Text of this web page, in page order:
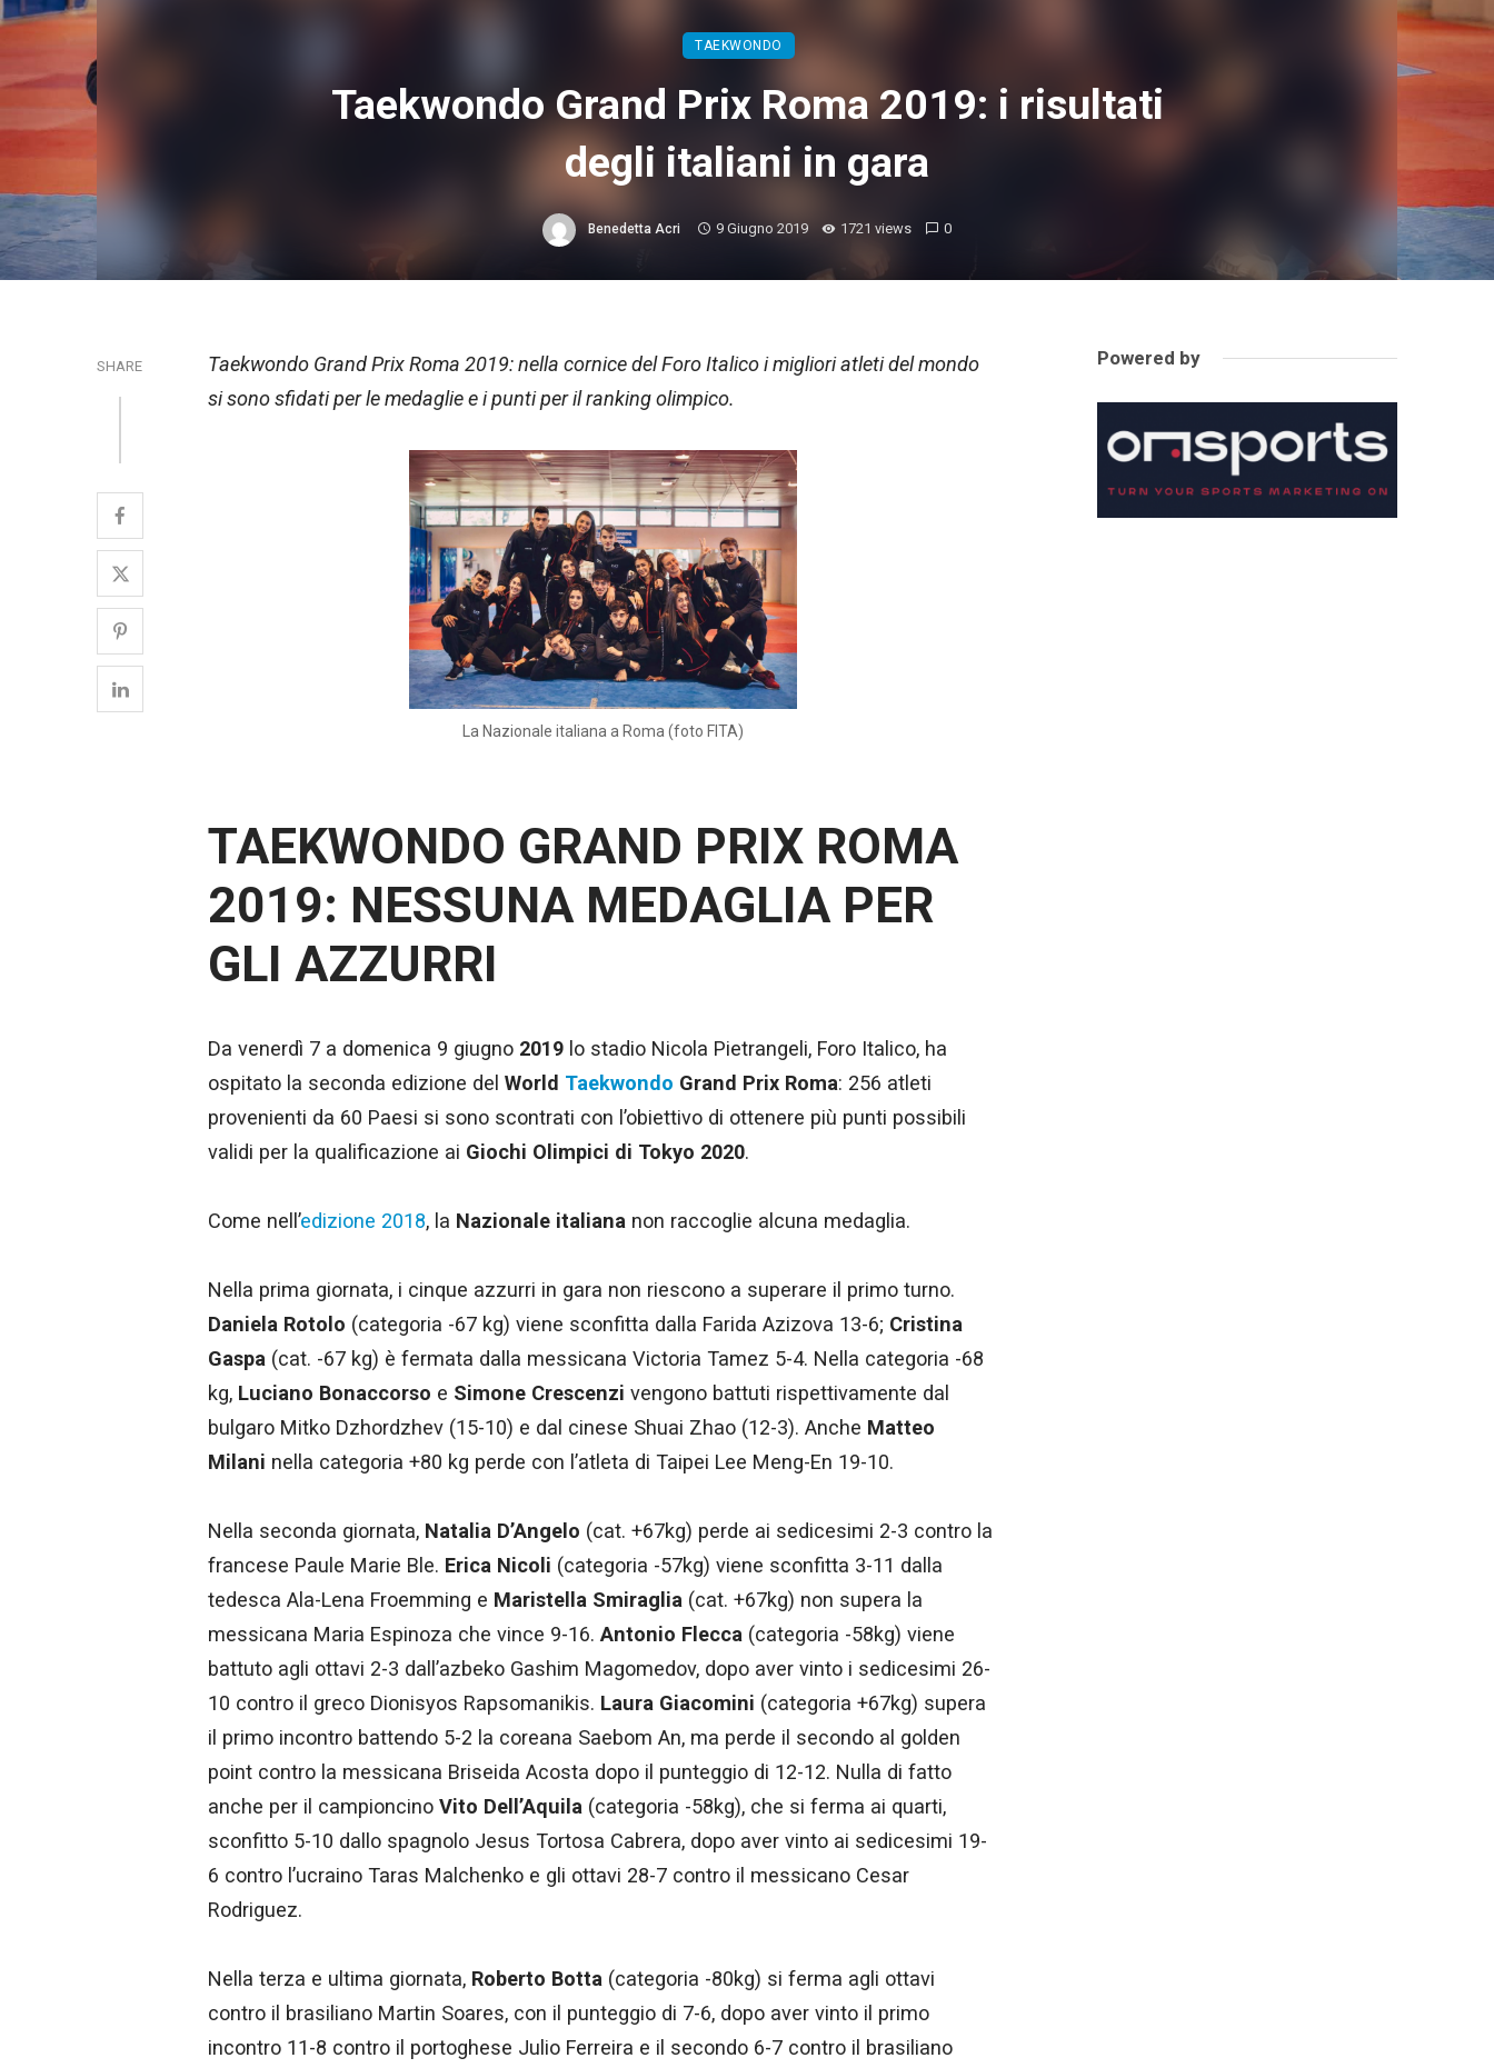
TAEKWONDO
Taekwondo Grand Prix Roma 2019: i risultati
degli italiani in gara
Benedetta Acri 9 Giugno 2019 1721 views 0
SHARE
Taekwondo Grand Prix Roma 2019: nella cornice del Foro Italico i migliori atleti del mondo
si sono sfidati per le medaglie e i punti per il ranking olimpico.
La Nazionale italiana a Roma (foto FITA)
TAEKWONDO GRAND PRIX ROMA
2019: NESSUNA MEDAGLIA PER
GLI AZZURRI
Da venerdì 7 a domenica 9 giugno 2019 lo stadio Nicola Pietrangeli, Foro Italico, ha
ospitato la seconda edizione del World Taekwondo Grand Prix Roma: 256 atleti
provenienti da 60 Paesi si sono scontrati con l’obiettivo di ottenere più punti possibili
validi per la qualificazione ai Giochi Olimpici di Tokyo 2020.
Come nell’edizione 2018, la Nazionale italiana non raccoglie alcuna medaglia.
Nella prima giornata, i cinque azzurri in gara non riescono a superare il primo turno.
Daniela Rotolo (categoria -67 kg) viene sconfitta dalla Farida Azizova 13-6; Cristina
Gaspa (cat. -67 kg) è fermata dalla messicana Victoria Tamez 5-4. Nella categoria -68
kg, Luciano Bonaccorso e Simone Crescenzi vengono battuti rispettivamente dal
bulgaro Mitko Dzhordzhev (15-10) e dal cinese Shuai Zhao (12-3). Anche Matteo
Milani nella categoria +80 kg perde con l’atleta di Taipei Lee Meng-En 19-10.
Nella seconda giornata, Natalia D’Angelo (cat. +67kg) perde ai sedicesimi 2-3 contro la
francese Paule Marie Ble. Erica Nicoli (categoria -57kg) viene sconfitta 3-11 dalla
tedesca Ala-Lena Froemming e Maristella Smiraglia (cat. +67kg) non supera la
messicana Maria Espinoza che vince 9-16. Antonio Flecca (categoria -58kg) viene
battuto agli ottavi 2-3 dall’azbeko Gashim Magomedov, dopo aver vinto i sedicesimi 26-
10 contro il greco Dionisyos Rapsomanikis. Laura Giacomini (categoria +67kg) supera
il primo incontro battendo 5-2 la coreana Saebom An, ma perde il secondo al golden
point contro la messicana Briseida Acosta dopo il punteggio di 12-12. Nulla di fatto
anche per il campioncino Vito Dell’Aquila (categoria -58kg), che si ferma ai quarti,
sconfitto 5-10 dallo spagnolo Jesus Tortosa Cabrera, dopo aver vinto ai sedicesimi 19-
6 contro l’ucraino Taras Malchenko e gli ottavi 28-7 contro il messicano Cesar
Rodriguez.
Nella terza e ultima giornata, Roberto Botta (categoria -80kg) si ferma agli ottavi
contro il brasiliano Martin Soares, con il punteggio di 7-6, dopo aver vinto il primo
incontro 11-8 contro il portoghese Julio Ferreira e il secondo 6-7 contro il brasiliano
Powered by